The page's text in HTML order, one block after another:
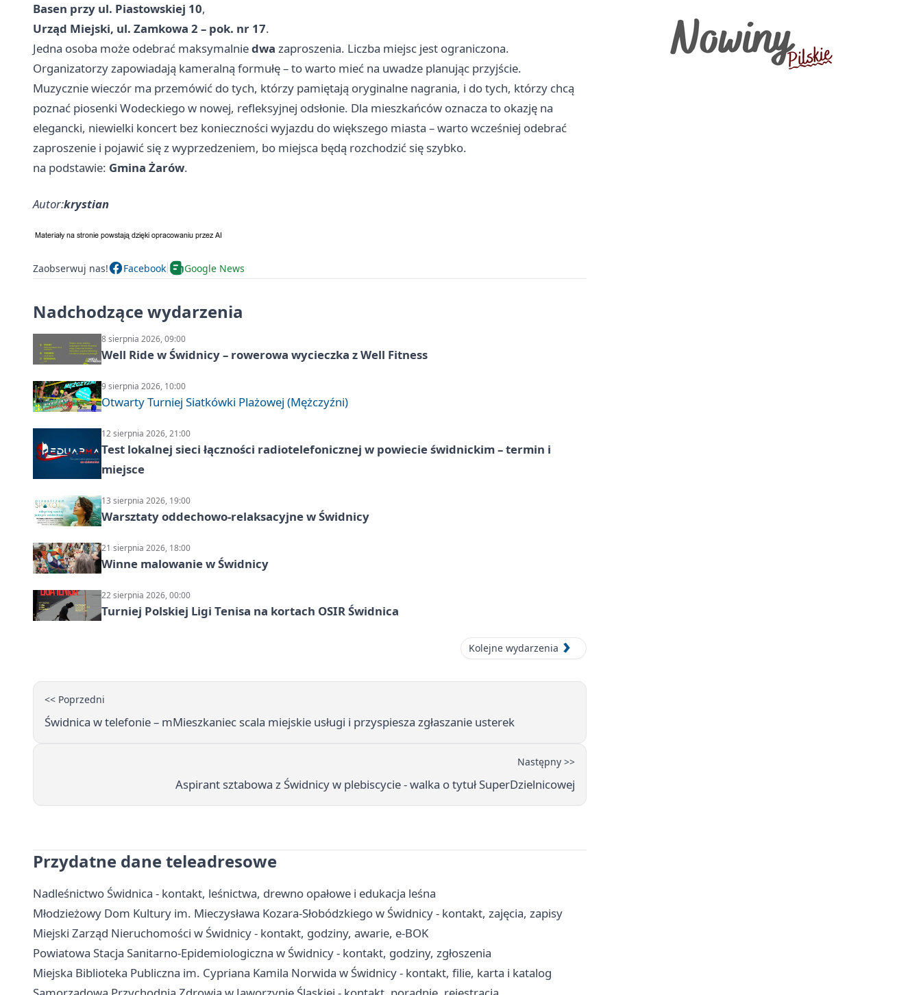
Basen przy ul. Piastowskiej 10,
Urząd Miejski, ul. Zamkowa 2 – pok. nr 17.
Jedna osoba może odebrać maksymalniedwa zaproszenia. Liczba miejsc jest ograniczona.
Organizatorzy zapowiadają kameralną formułę – to warto mieć na uwadze planując przyjście.
Muzycznie wieczór ma przemówić do tych, którzy pamiętają oryginalne nagrania, i do tych, którzy chcą
poznać piosenki Wodeckiego w nowej, refleksyjnej odsłonie. Dla mieszkańców oznacza to okazję na
elegancki, niewielki koncert bez konieczności wyjazdu do większego miasta – warto wcześniej odebrać
zaproszenie i pojawić się z wyprzedzeniem, bo miejsca będą rozchodzić się szybko.
na podstawie: Gmina Żarów.
Autor:krystian
Zaobserwuj nas! Facebook Google News
Nadchodzące wydarzenia
8 sierpnia 2026, 09:00
Well Ride w Świdnicy – rowerowa wycieczka z Well Fitness
9 sierpnia 2026, 10:00
Otwarty Turniej Siatkówki Plażowej (Mężczyźni)
12 sierpnia 2026, 21:00
Test lokalnej sieci łączności radiotelefonicznej w powiecie świdnickim – termin i
miejsce
13 sierpnia 2026, 19:00
Warsztaty oddechowo-relaksacyjne w Świdnicy
21 sierpnia 2026, 18:00
Winne malowanie w Świdnicy
22 sierpnia 2026, 00:00
Turniej Polskiej Ligi Tenisa na kortach OSIR Świdnica
Kolejne wydarzenia
<< Poprzedni
Świdnica w telefonie – mMieszkaniec scala miejskie usługi i przyspiesza zgłaszanie usterek
Następny >>
Aspirant sztabowa z Świdnicy w plebiscycie - walka o tytuł SuperDzielnicowej
Przydatne dane teleadresowe
Nadleśnictwo Świdnica - kontakt, leśnictwa, drewno opałowe i edukacja leśna
Młodzieżowy Dom Kultury im. Mieczysława Kozara-Słobódzkiego w Świdnicy - kontakt, zajęcia, zapisy
Miejski Zarząd Nieruchomości w Świdnicy - kontakt, godziny, awarie, e-BOK
Powiatowa Stacja Sanitarno-Epidemiologiczna w Świdnicy - kontakt, godziny, zgłoszenia
Miejska Biblioteka Publiczna im. Cypriana Kamila Norwida w Świdnicy - kontakt, filie, karta i katalog